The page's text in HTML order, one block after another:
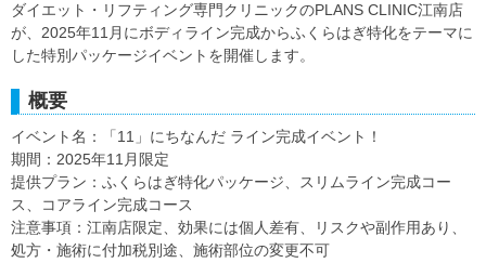
ダイエット・リフティング専門クリニックのPLANS CLINIC江南店
が、2025年11月にボディライン完成からふくらはぎ特化をテーマに
した特別パッケージイベントを開催します。
概要
イベント名：「11」にちなんだ ライン完成イベント！
期間：2025年11月限定
提供プラン：ふくらはぎ特化パッケージ、スリムライン完成コー
ス、コアライン完成コース
注意事項：江南店限定、効果には個人差有、リスクや副作用あり、
処方・施術に付加税別途、施術部位の変更不可